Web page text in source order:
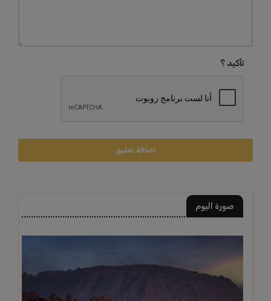
تأكيد ؟
أضافة تعليق
صورة اليوم